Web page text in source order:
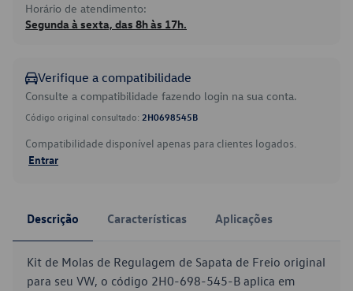
Horário de atendimento:
Segunda à sexta, das 8h às 17h.
Verifique a compatibilidade
Consulte a compatibilidade fazendo login na sua conta.
Código original consultado: 2H0698545B
Compatibilidade disponível apenas para clientes logados.
Entrar
Descrição Características Aplicações
Kit de Molas de Regulagem de Sapata de Freio original
para seu VW, o código 2H0-698-545-B aplica em